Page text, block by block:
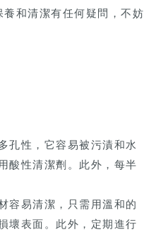
和清潔有任何疑問，不妨
孔性，它容易被污漬和水
酸性清潔劑。此外，每半
容易清潔，只需用溫和的
壞表面。此外，定期進行